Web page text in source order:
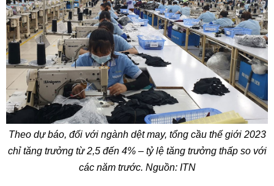
Theo dự báo, đối với ngành dệt may, tổng cầu thế giới 2023
chỉ tăng trưởng từ 2,5 đến 4% – tỷ lệ tăng trưởng thấp so với
các năm trước. Nguồn: ITN